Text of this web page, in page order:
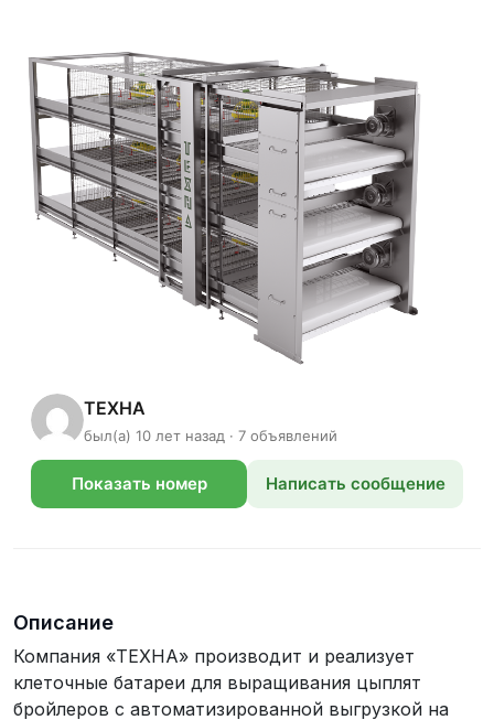
TEXHA
был(а) 10 лет назад · 7 объявлений
Показать номер Написать сообщение
Описание
Компания «ТЕХНА» производит и реализует
клеточные батареи для выращивания цыплят
бройлеров с автоматизированной выгрузкой на